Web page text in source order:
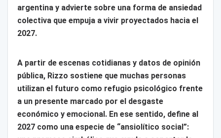
argentina y advierte sobre una forma de ansiedad
colectiva que empuja a vivir proyectados hacia el
2027.
A partir de escenas cotidianas y datos de opinión
pública, Rizzo sostiene que muchas personas
utilizan el futuro como refugio psicológico frente
a un presente marcado por el desgaste
económico y emocional. En ese sentido, define al
2027 como una especie de “ansiolítico social”: